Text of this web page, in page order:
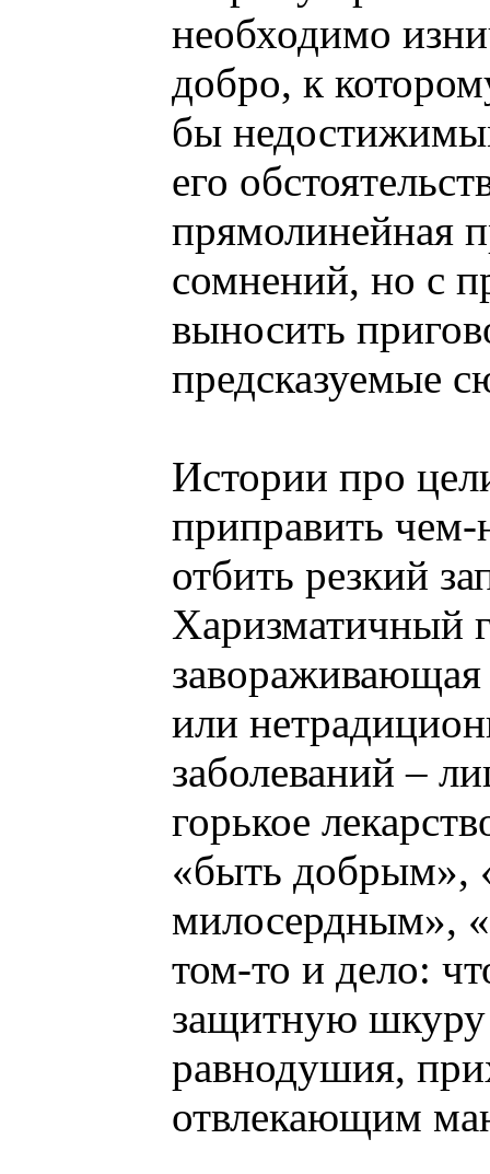
необходимо
добро, к
бы
его
прямолинейная
сомнений, но с
выносить
предсказуемые
Истории про
приправить
отбить резкий
Харизматичный
или
заболеваний –
горькое
«быть добрым»,
милосердным»,
том-то и дело:
защитную шкуру
равнодушия,
отвлекающим